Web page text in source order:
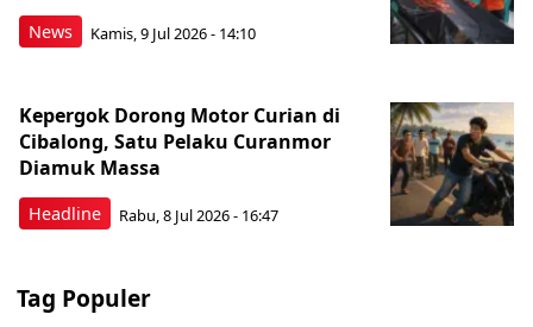
News Kamis, 9 Jul 2026 - 14:10
Headline
Kepergok Dorong Motor Curian di
Cibalong, Satu Pelaku Curanmor
Diamuk Massa
Rabu, 8 Jul 2026 - 16:47
Tag Populer